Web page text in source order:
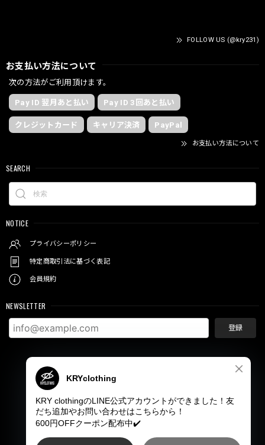
FOLLOW US (@kry231)
お支払い方法について
次の方法がご利用頂けます。
Pay ID 翌月あと払い Pay ID 3回あと払い
クレジットカード キャリア決済 PayPal
お支払い方法について
SEARCH
NOTICE
プライバシーポリシー
特定商取引法に基づく表記
会員規約
NEWSLETTER
登録
© KRY clothing